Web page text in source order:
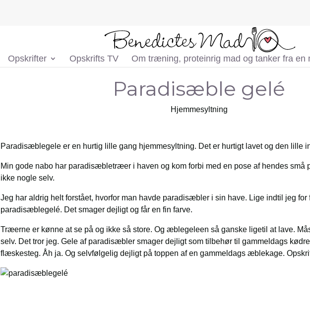
Opskrifter Opskrifts TV Om træning, proteinrig mad og tanker fra en
Paradisæble gelé
Hjemmesyltning
Paradisæblegele er en hurtig lille gang hjemmesyltning. Det er hurtigt lavet og den lille
Min gode nabo har paradisæbletræer i haven og kom forbi med en pose af hendes små
ikke nogle selv.
Jeg har aldrig helt forstået, hvorfor man havde paradisæbler i sin have. Lige indtil jeg for
paradisæblegelé. Det smager dejligt og får en fin farve.
Træerne er kønne at se på og ikke så store. Og æblegeleen så ganske ligetil at lave.
selv. Det tror jeg. Gele af paradisæbler smager dejligt som tilbehør til gammeldags
flæskesteg. Åh ja. Og selvfølgelig dejligt på toppen af en gammeldags æblekage.